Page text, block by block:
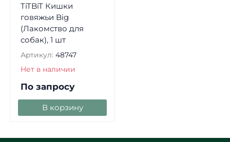
TiTBiT Кишки
говяжьи Big
(Лакомство для
собак), 1 шт
Артикул: 48747
Нет в наличии
По запросу
В корзину